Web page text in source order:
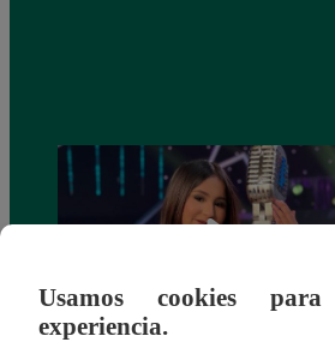
Usamos cookies
experiencia.